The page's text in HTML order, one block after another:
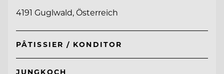
4191 Guglwald, Österreich
PÂTISSIER / KONDITOR
JUNGKOCH